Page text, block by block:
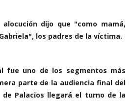
dijo que "como mamá,
los padres de la víctima.
fue uno de los segmentos más
parte de la audiencia final del
Palacios llegará el turno de la